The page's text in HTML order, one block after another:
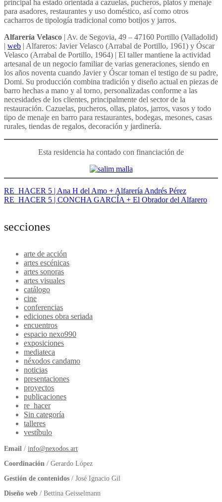
principal ha estado orientada a cazuelas, pucheros, platos y menaje
para asadores, restaurantes y uso doméstico, así como otros
cacharros de tipología tradicional como botijos y jarros.
Alfarería Velasco | Av. de Segovia, 49 – 47160 Portillo (Valladolid)
web | Alfareros: Javier Velasco (Arrabal de Portillo, 1961) y Óscar
Velasco (Arrabal de Portillo, 1964) | El taller mantiene la actividad
artesanal de un negocio familiar de varias generaciones, siendo en
los años noventa cuando Javier y Óscar toman el testigo de su padre,
Domi. Su producción combina tradición y diseño actual en piezas de
barro hechas a mano y al torno, personalizadas conforme a las
necesidades de los clientes, principalmente del sector de la
restauración. Cazuelas, pucheros, ollas, platos, jarros, vasos y todo
tipo de menaje en barro para restaurantes, bodegas, mesones, casas
rurales, tiendas de regalos, decoración y jardinería.
Esta residencia ha contado con financiación de
Navegación
de
entradas
RE_HACER 5 | Ana H del Amo + Alfarería Andrés Pérez
RE_HACER 5 | CONCHA GARCÍA + El Obrador del Alfarero
secciones
arte de acción
artes escénicas
artes sonoras
artes visuales
catálogo
cine
conferencias
ediciones obra seriada
encuentros
espacio nexo990
exposiciones
mediateca
néxodos candamo
noticias
presentaciones
proyectos
publicaciones
re_hacer
Sin categoría
talleres
vestíbulo
Email / info@nexodos.art
Coordinación / Gerardo López
Gestión de contenidos / José Ignacio Gil
Diseño web / Bettina Geisselmann